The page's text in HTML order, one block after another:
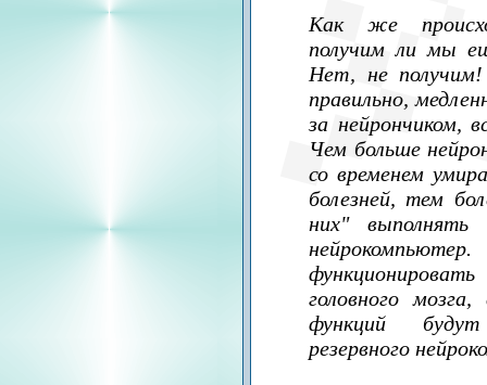
Как же
получим ли мы
Нет, не получим!
правильно,
за нейрончиком,
Чем больше
со временем
болезней, тем
них" выполнять
головного
функций
резервного